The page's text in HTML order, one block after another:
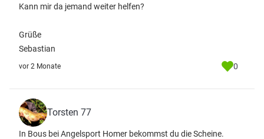
Kann mir da jemand weiter helfen?
Grüße
Sebastian
vor 2 Monate 0
Torsten 77
In Bous bei Angelsport Homer bekommst du die Scheine.